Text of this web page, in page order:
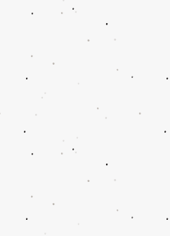
4件の記事
7件の記事